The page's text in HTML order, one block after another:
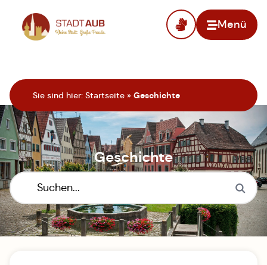
Menü
Sie sind hier: Startseite » Geschichte
Geschichte